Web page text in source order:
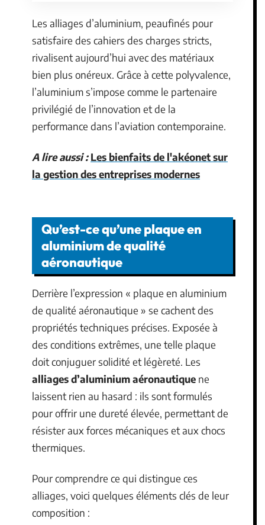
Les alliages d’aluminium, peaufinés pour
satisfaire des cahiers des charges stricts,
rivalisent aujourd’hui avec des matériaux
bien plus onéreux. Grâce à cette polyvalence,
l’aluminium s’impose comme le partenaire
privilégié de l’innovation et de la
performance dans l’aviation contemporaine.
A lire aussi : Les bienfaits de l'akéonet sur
la gestion des entreprises modernes
Qu’est-ce qu’une plaque en
aluminium de qualité
aéronautique
Derrière l’expression « plaque en aluminium
de qualité aéronautique » se cachent des
propriétés techniques précises. Exposée à
des conditions extrêmes, une telle plaque
doit conjuguer solidité et légèreté. Les
alliages d’aluminium aéronautique ne
laissent rien au hasard : ils sont formulés
pour offrir une dureté élevée, permettant de
résister aux forces mécaniques et aux chocs
thermiques.
Pour comprendre ce qui distingue ces
alliages, voici quelques éléments clés de leur
composition :